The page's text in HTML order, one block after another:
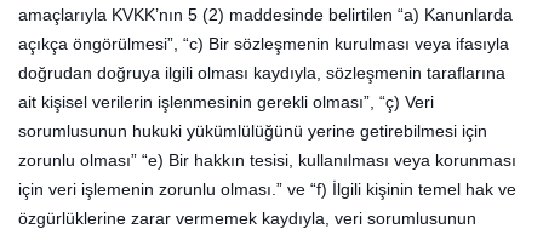
amaçlarıyla KVKK’nın 5 (2) maddesinde belirtilen “a) Kanunlarda
açıkça öngörülmesi”, “c) Bir sözleşmenin kurulması veya ifasıyla
doğrudan doğruya ilgili olması kaydıyla, sözleşmenin taraflarına
ait kişisel verilerin işlenmesinin gerekli olması”, “ç) Veri
sorumlusunun hukuki yükümlülüğünü yerine getirebilmesi için
zorunlu olması” “e) Bir hakkın tesisi, kullanılması veya korunması
için veri işlemenin zorunlu olması.” ve “f) İlgili kişinin temel hak ve
özgürlüklerine zarar vermemek kaydıyla, veri sorumlusunun